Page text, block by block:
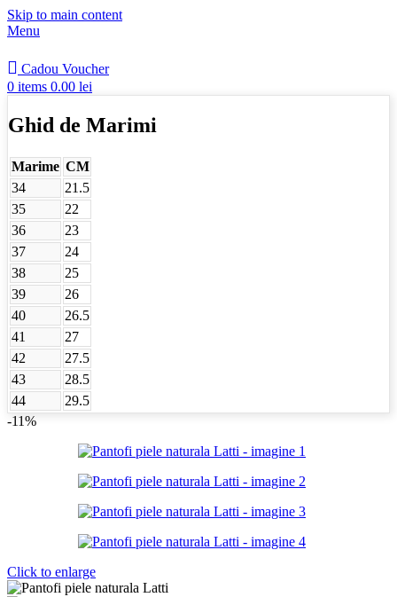
Skip to main content
Menu
Cadou Voucher
0 items 0.00 lei
Ghid de Marimi
Marime CM
34
21.5
35
22
36
23
37
24
38
25
39
26
40
26.5
41
27
42
27.5
43
28.5
44
29.5
-11%
Click to enlarge